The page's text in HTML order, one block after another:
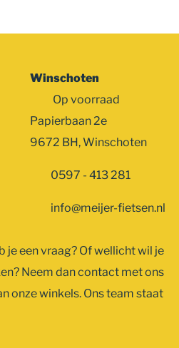
Winschoten
Op voorraad
Papierbaan 2e
9672 BH, Winschoten
0597 - 413 281
info@meijer-fietsen.nl
je een vraag? Of wellicht wil je
Neem dan contact met ons
onze winkels. Ons team staat